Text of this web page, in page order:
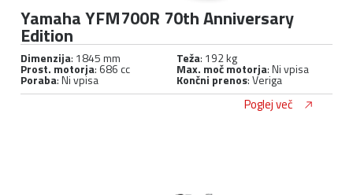
Yamaha YFM700R 70th Anniversary
Edition
Dimenzija: 1845 mm Teža: 192 kg
Prost. motorja: 686 cc Max. moč motorja: Ni vpisa
Poraba: Ni vpisa Končni prenos: Veriga
Poglej več